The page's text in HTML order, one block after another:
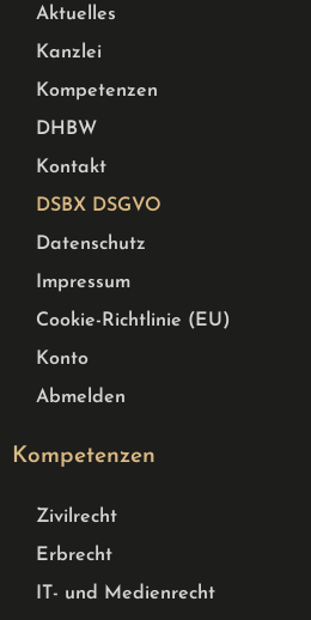
Aktuelles
Kanzlei
Kompetenzen
DHBW
Kontakt
DSBX DSGVO
Datenschutz
Impressum
Cookie-Richtlinie (EU)
Konto
Abmelden
Kompetenzen
Zivilrecht
Erbrecht
IT- und Medienrecht